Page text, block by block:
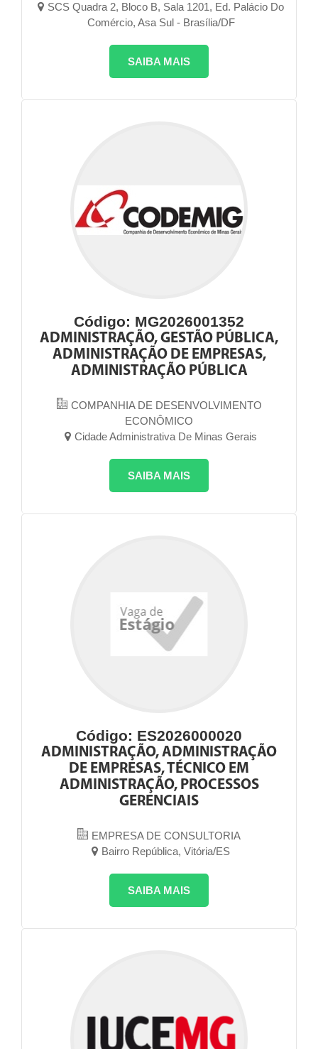
SCS Quadra 2, Bloco B, Sala 1201, Ed. Palácio Do
Comércio, Asa Sul - Brasília/DF
SAIBA MAIS
Código: MG2026001352
ADMINISTRAÇÃO, GESTÃO PÚBLICA,
ADMINISTRAÇÃO DE EMPRESAS,
ADMINISTRAÇÃO PÚBLICA
COMPANHIA DE DESENVOLVIMENTO
ECONÔMICO
Cidade Administrativa De Minas Gerais
SAIBA MAIS
Código: ES2026000020
ADMINISTRAÇÃO, ADMINISTRAÇÃO
DE EMPRESAS, TÉCNICO EM
ADMINISTRAÇÃO, PROCESSOS
GERENCIAIS
EMPRESA DE CONSULTORIA
Bairro República, Vitória/ES
SAIBA MAIS